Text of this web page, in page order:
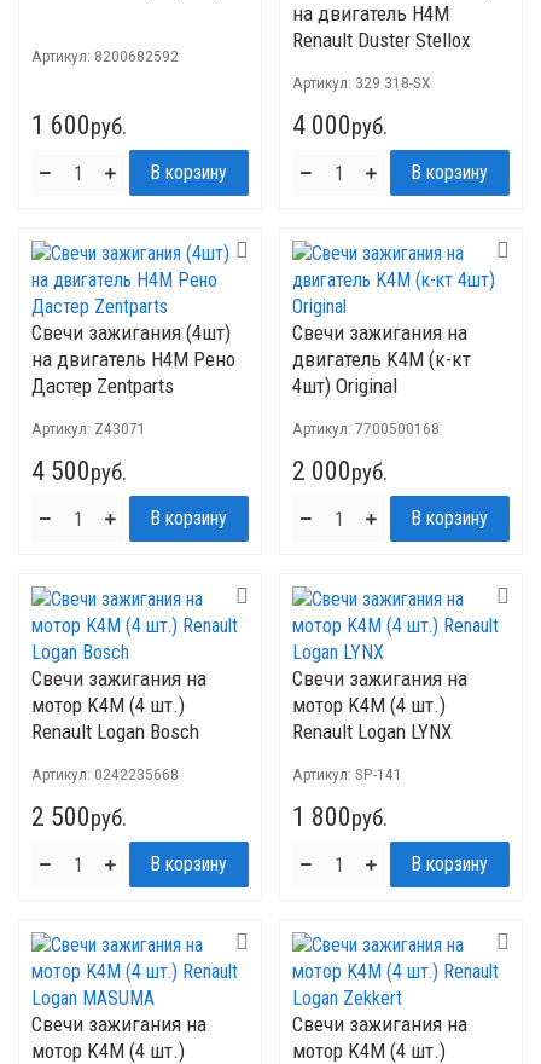
Артикул: 8200682592
1 600руб.
на двигатель H4M
Renault Duster Stellox
Артикул: 329 318-SX
4 000руб.
Свечи зажигания (4шт)
на двигатель H4M Рено
Дастер Zentparts
Артикул: Z43071
4 500руб.
Свечи зажигания на
двигатель K4M (к-кт
4шт) Original
Артикул: 7700500168
2 000руб.
Свечи зажигания на
мотор K4M (4 шт.)
Renault Logan Bosch
Артикул: 0242235668
2 500руб.
Свечи зажигания на
мотор K4M (4 шт.)
Renault Logan LYNX
Артикул: SP-141
1 800руб.
Свечи зажигания на
мотор K4M (4 шт.)
Свечи зажигания на
мотор K4M (4 шт.)